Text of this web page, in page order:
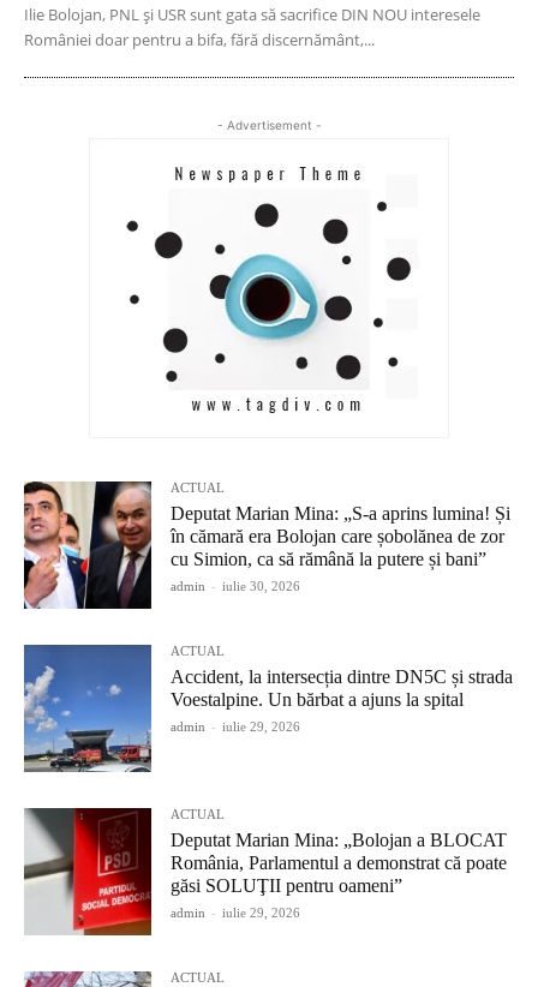
Ilie Bolojan, PNL și USR sunt gata să sacrifice DIN NOU interesele
României doar pentru a bifa, fără discernământ,...
- Advertisement -
ACTUAL
Deputat Marian Mina: „S-a aprins lumina! Și
în cămară era Bolojan care șobolănea de zor
cu Simion, ca să rămână la putere și bani”
admin - iulie 30, 2026
ACTUAL
Accident, la intersecția dintre DN5C și strada
Voestalpine. Un bărbat a ajuns la spital
admin - iulie 29, 2026
ACTUAL
Deputat Marian Mina: „Bolojan a BLOCAT
România, Parlamentul a demonstrat că poate
găsi SOLUŢII pentru oameni”
admin - iulie 29, 2026
ACTUAL